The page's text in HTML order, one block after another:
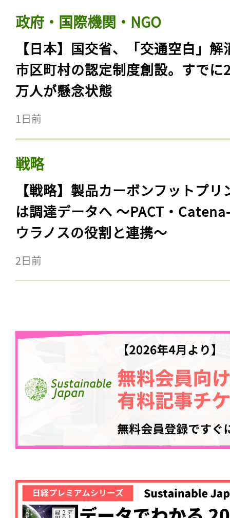
政府・国際機関・NGO
【日本】国交省、「交通空白」解
市区町村の認定制度創設。すでに
万人が懸念状態
1日前
戦略
【戦略】製品カーボンフットプリ
は調達データへ 〜PACT・
ウラノスの役割と連携〜
2日前